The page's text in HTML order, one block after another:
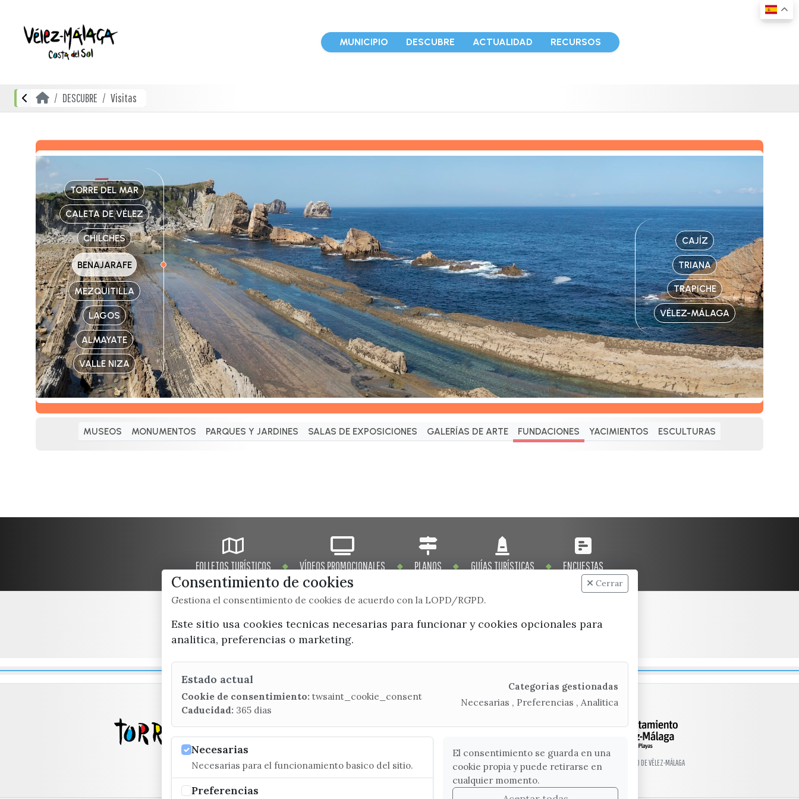
MUNICIPIO DESCUBRE ACTUALIDAD RECURSOS
DESCUBRE Visitas
TORRE DEL MAR
CALETA DE VÉLEZ
CHILCHES
BENAJARAFE
MEZQUITILLA
LAGOS
ALMAYATE
VALLE NIZA
CAJÍZ
TRIANA
TRAPICHE
VÉLEZ-MÁLAGA
MUSEOS MONUMENTOS PARQUES Y JARDINES SALAS DE EXPOSICIONES GALERÍAS DE ARTE FUNDACIONES YACIMIENTOS ESCULTURAS
FOLLETOS TURÍSTICOS VÍDEOS PROMOCIONALES PLANOS GUÍAS TURÍSTICAS ENCUESTAS
x / twitter
(+34) 952 541 104
C/ Poniente, 2. CP 29740 - Torre del Mar
© EXCMO. AYUNTAMIENTO DE VÉLEZ-MÁLAGA
Consentimiento de cookies
Gestiona el consentimiento de cookies de acuerdo con la LOPD/RGPD.
Cerrar
Este sitio usa cookies tecnicas necesarias para funcionar y cookies opcionales para
analitica, preferencias o marketing.
Estado actual
Cookie de consentimiento: twsaint_cookie_consent
Caducidad: 365 dias
Categorias gestionadas
Necesarias , Preferencias , Analitica
Necesarias
Necesarias para el funcionamiento basico del sitio.
Preferencias
El consentimiento se guarda en una
cookie propia y puede retirarse en
cualquier momento.